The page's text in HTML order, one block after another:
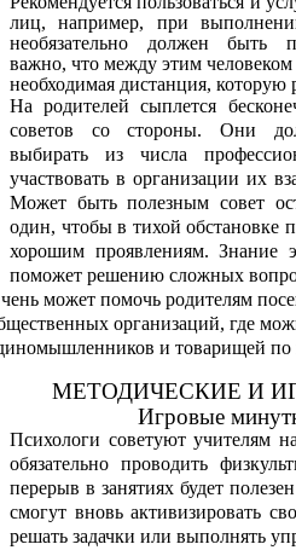
лиц, например, при
необязательно должен быть
важно, что между этим человеком
необходимая дистанция, которую
На родителей сыплется
советов со стороны. Они
выбирать из числа
участвовать в организации их
Может быть полезным совет
один, чтобы в тихой обстановке
хорошим проявлениям. Знание
поможет решению сложных
может помочь родителям
организаций, где
и товарищей по
МЕТОДИЧЕСКИЕ И
Игровые
Психологи советуют учителям
обязательно проводить
перерыв в занятиях будет
смогут вновь активизировать
решать задачки или выполнять